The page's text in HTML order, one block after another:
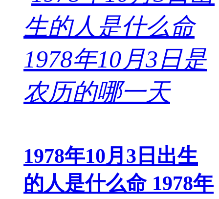
1978年10月3日出生
的人是什么命 1978年